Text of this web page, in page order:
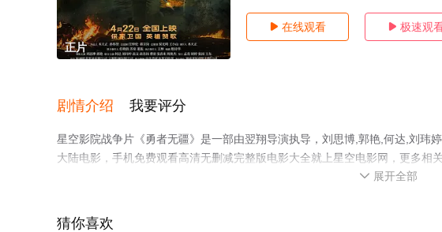
正片
 在线观看  极速观
剧情介绍 我要评分
星空影院战争片《勇者无疆》是一部由翌翔导演执导，刘思博,郭艳,何达,刘玮
大陆电影，手机免费观看高清无删减完整版电影大全就上星空电影网，更多相
 展开全部
猜你喜欢